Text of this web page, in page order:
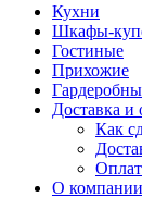
Кухни
Шкафы-
Гостиные
Прихожие
Доставка и
Как
О компании